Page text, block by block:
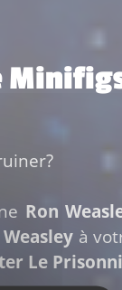
Ron
à
Le